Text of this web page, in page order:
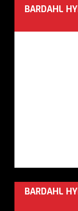
BARDAHL
BARDAHL